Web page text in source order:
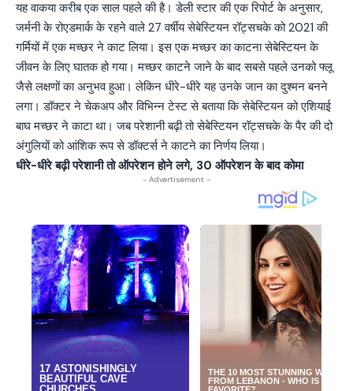
यह वाकया करीब एक साल पहले की है। डेली स्टार की एक रिपोर्ट के अनुसार,
जर्मनी के रोएडमार्क के रहने वाले 27 वर्षीय सेबेस्टियन रॉट्सचके को 2021 की
गर्मियों में एक मच्छर ने काट लिया। इस एक मच्छर का काटना सेबेस्टियन के
जीवन के लिए घातक हो गया। मच्छर काटने जाने के बाद सबसे पहले उनको फ्लू
जैसे लक्षणों का अनुभव हुआ। लेकिन धीरे-धीरे यह उनके जान का दुश्मन बनने
लगा। डॉक्टर ने चेकअप और विभिन्न टेस्ट से बताया कि सेबेस्टियन को एशियाई
बाघ मच्छर ने काटा था। जब परेशानी बढ़ी तो सेबेस्टियन रॉट्सचके के पैर की दो
अंगुलियों को आंशिक रूप से डॉक्टर्स ने काटने का निर्णय लिया।
धीरे-धीरे बढ़ी परेशानी तो ऑपरेशन होने लगे, 30 ऑपरेशन के बाद कोमा
- Advertisement -